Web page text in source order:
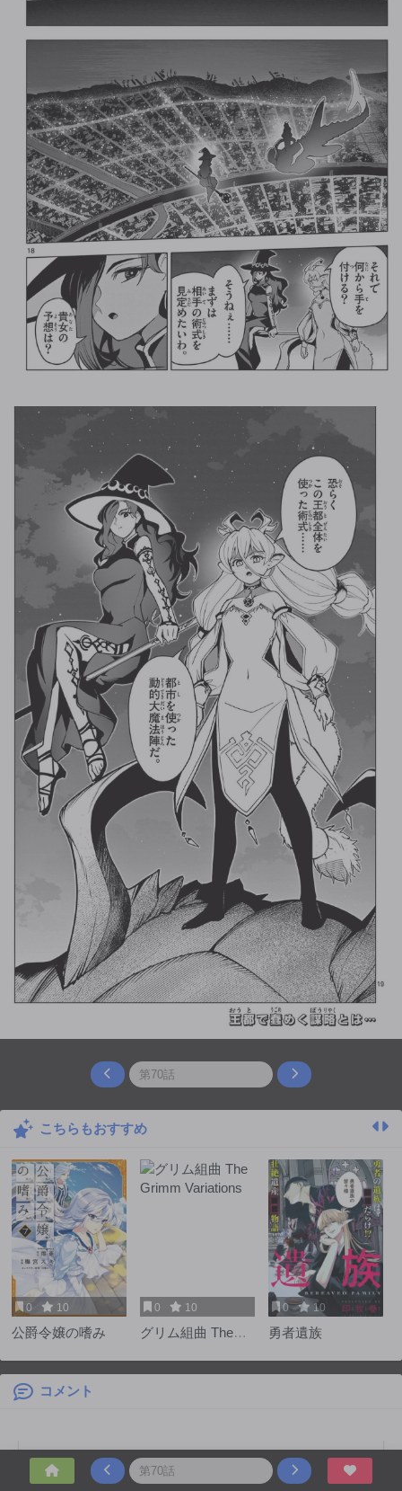
こちらもおすすめ
0 10
公爵令嬢の嗜み
0 10
グリム組曲 The
0 10
勇者遺族
コメント